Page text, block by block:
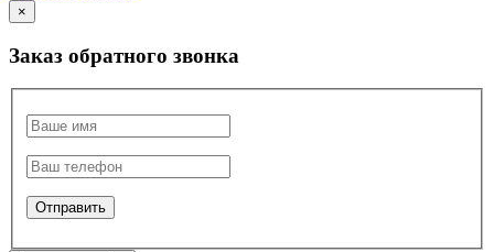
×
Заказ обратного звонка